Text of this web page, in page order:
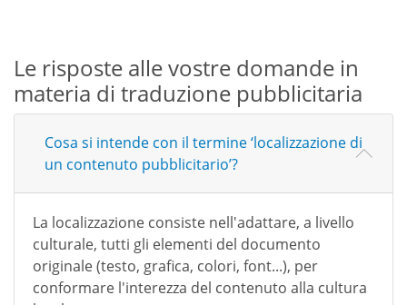
Le risposte alle vostre domande in
materia di traduzione pubblicitaria
Cosa si intende con il termine ‘localizzazione di
un contenuto pubblicitario’?
La localizzazione consiste nell'adattare, a livello
culturale, tutti gli elementi del documento
originale (testo, grafica, colori, font...), per
conformare l'interezza del contenuto alla cultura